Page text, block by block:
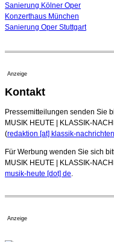
Sanierung Kölner Oper
Konzerthaus München
Sanierung Oper Stuttgart
Anzeige
Kontakt
Pressemitteilungen senden Sie
MUSIK HEUTE | KLASSIK-
(redaktion [at] klassik-
Für Werbung wenden Sie sich
MUSIK HEUTE | KLASSIK-
musik-heute [dot] de.
Anzeige